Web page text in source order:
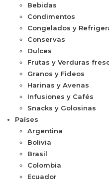
Bebidas
Condimentos
Congelados y
Conservas
Dulces
Frutas y Verduras
Granos y Fideos
Harinas y Avenas
Infusiones y Cafés
Snacks y Golosinas
Países
Argentina
Bolivia
Brasil
Colombia
Ecuador